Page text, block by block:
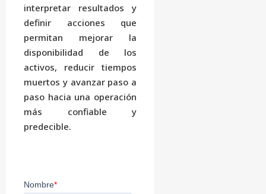
interpretar resultados y
definir acciones que
permitan mejorar la
disponibilidad de los
activos, reducir tiempos
muertos y avanzar paso a
paso hacia una operación
más confiable y
predecible.